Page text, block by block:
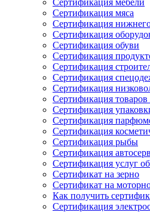
Сертификация мебели
Сертификация мяса
Сертификация
Сертификация
Сертификация обуви
Сертификация
Сертификация
Сертификация
Сертификация
Сертификация
Сертификация
Сертификация
Сертификация
Сертификация рыбы
Сертификация
Сертификация услуг
Сертификат на зерно
Сертификат на
Как получить
Сертификация